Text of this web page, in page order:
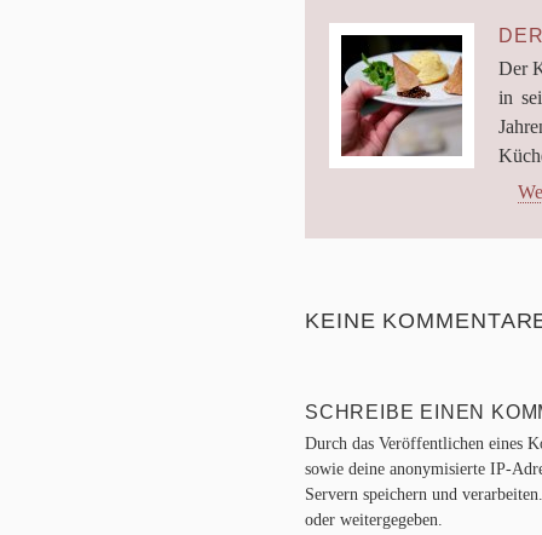
Der
in
KEINE
SCHREIBE EINEN
Durch das Veröffentlichen eines
sowie deine anonymisierte IP-
Servern speichern und
oder weitergegeben.